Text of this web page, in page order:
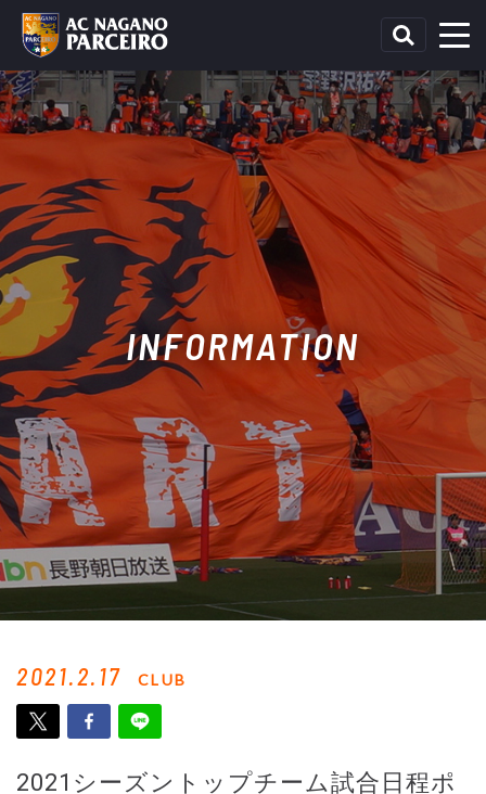
INFORMATION
2021.2.17 CLUB
2021シーズントップチーム試合日程ポ